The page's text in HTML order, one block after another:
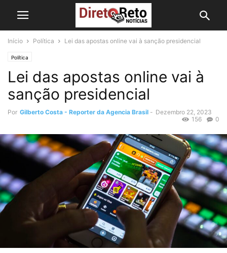
Início Política Lei das apostas online vai à sanção presidencial
Política
Lei das apostas online vai à
sanção presidencial
Por Gilberto Costa - Reporter da Agencia Brasil - Dezembro 22, 2023
0
156